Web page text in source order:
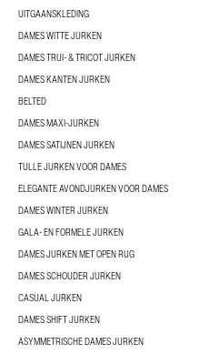
UITGAANSKLEDING
DAMES WITTE JURKEN
DAMES TRUI- & TRICOT JURKEN
DAMES KANTEN JURKEN
BELTED
DAMES MAXI-JURKEN
DAMES SATIJNEN JURKEN
TULLE JURKEN VOOR DAMES
ELEGANTE AVONDJURKEN VOOR DAMES
DAMES WINTER JURKEN
GALA- EN FORMELE JURKEN
DAMES JURKEN MET OPEN RUG
DAMES SCHOUDER JURKEN
CASUAL JURKEN
DAMES SHIFT JURKEN
ASYMMETRISCHE DAMES JURKEN